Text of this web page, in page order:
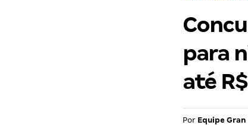
para
até
Por Equipe Gran